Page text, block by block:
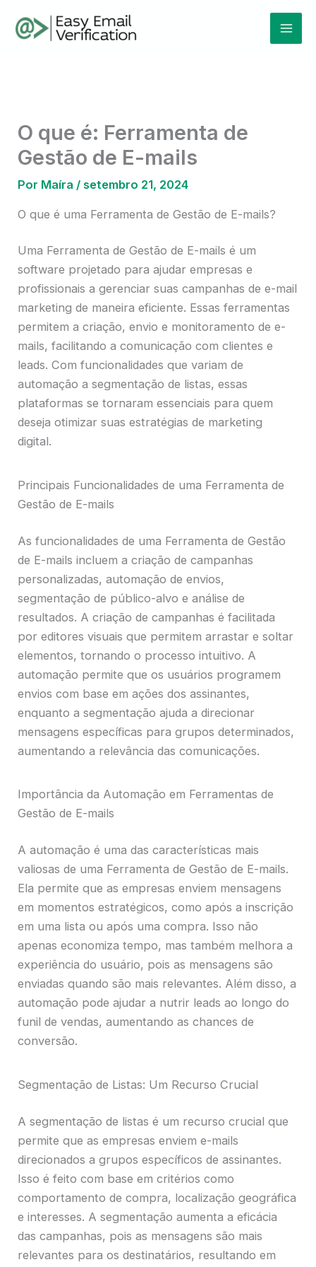
para
O que é: Ferramenta de
Gestão de E-mails
Por Maíra /setembro 21, 2024
O que é uma Ferramenta de Gestão de E-mails?
Uma Ferramenta de Gestão de E-mails é um
software projetado para ajudar empresas e
profissionais a gerenciar suas campanhas de e-mail
marketing de maneira eficiente. Essas ferramentas
permitem a criação, envio e monitoramento de e-
mails, facilitando a comunicação com clientes e
leads. Com funcionalidades que variam de
automação a segmentação de listas, essas
plataformas se tornaram essenciais para quem
deseja otimizar suas estratégias de marketing
digital.
Principais Funcionalidades de uma Ferramenta de
Gestão de E-mails
As funcionalidades de uma Ferramenta de Gestão
de E-mails incluem a criação de campanhas
personalizadas, automação de envios,
segmentação de público-alvo e análise de
resultados. A criação de campanhas é facilitada
por editores visuais que permitem arrastar e soltar
elementos, tornando o processo intuitivo. A
automação permite que os usuários programem
envios com base em ações dos assinantes,
enquanto a segmentação ajuda a direcionar
mensagens específicas para grupos determinados,
aumentando a relevância das comunicações.
Importância da Automação em Ferramentas de
Gestão de E-mails
A automação é uma das características mais
valiosas de uma Ferramenta de Gestão de E-mails.
Ela permite que as empresas enviem mensagens
em momentos estratégicos, como após a inscrição
em uma lista ou após uma compra. Isso não
apenas economiza tempo, mas também melhora a
experiência do usuário, pois as mensagens são
enviadas quando são mais relevantes. Além disso, a
automação pode ajudar a nutrir leads ao longo do
funil de vendas, aumentando as chances de
conversão.
Segmentação de Listas: Um Recurso Crucial
A segmentação de listas é um recurso crucial que
permite que as empresas enviem e-mails
direcionados a grupos específicos de assinantes.
Isso é feito com base em critérios como
comportamento de compra, localização geográfica
e interesses. A segmentação aumenta a eficácia
das campanhas, pois as mensagens são mais
relevantes para os destinatários, resultando em